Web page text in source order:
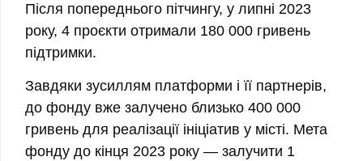
Після попереднього пітчингу, у липні 2023
року, 4 проєкти отримали 180 000 гривень
підтримки.
Завдяки зусиллям платформи і її партнерів,
до фонду вже залучено близько 400 000
гривень для реалізації ініціатив у місті. Мета
фонду до кінця 2023 року — залучити 1